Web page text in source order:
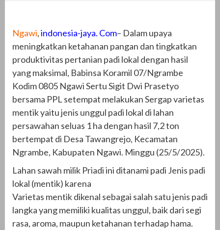
Ngawi,indonesia-jaya. Com– Dalam upaya
meningkatkan ketahanan pangan dan tingkatkan
produktivitas pertanian padi lokal dengan hasil
yang maksimal, Babinsa Koramil 07/Ngrambe
Kodim 0805 Ngawi Sertu Sigit Dwi Prasetyo
bersama PPL setempat melakukan Sergap varietas
mentik yaitu jenis unggul padi lokal di lahan
persawahan seluas 1 ha dengan hasil 7,2 ton
bertempat di Desa Tawangrejo, Kecamatan
Ngrambe, Kabupaten Ngawi. Minggu (25/5/2025).
Lahan sawah milik Priadi ini ditanami padi Jenis padi
lokal (mentik) karena
Varietas mentik dikenal sebagai salah satu jenis padi
langka yang memiliki kualitas unggul, baik dari segi
rasa, aroma, maupun ketahanan terhadap hama.